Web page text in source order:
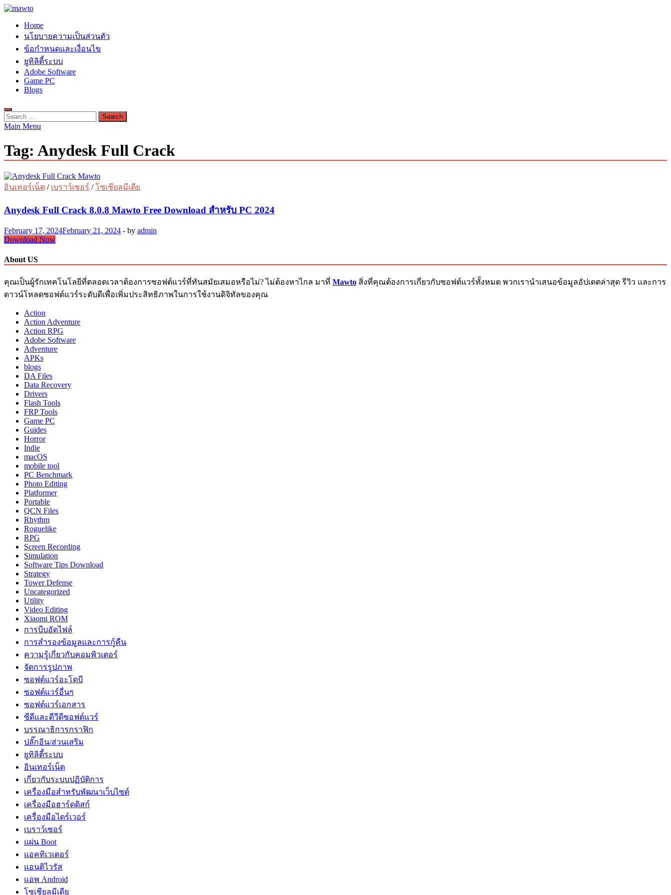
Skip
content
MAWTO
ดาวน์โหลดโปรแกรมฟรี ตัวเต็มถาวร ใหม่ 2023 ไม่ครอบลิงค์
Home
นโยบายความเป็นส่วนตัว
ข้อกำหนดและเงื่อนไข
ยูทิลิตี้ระบบ
Adobe Software
Game PC
Blogs
Search
for:
Main Menu
Tag: Anydesk Full Crack
อินเทอร์เน็ต / เบราว์เซอร์ /โซเชียลมีเดีย
Anydesk Full Crack 8.0.8 Mawto Free Download สำหรับ PC 2024
February 17, 2024February 21, 2024 - by admin
Anydesk
Crack
8.0.8
Mawto
Free
Download
2024
Download Now
About US
คุณเป็นผู้รักเทคโนโลยีที่ตลอดเวลาต้องการซอฟต์แวร์ที่ทันสมัยเสมอหรือไม่? ไม่ต้องหาไกล มาที่ Mawto สิ่งที่คุณต้องการเกี่ยวกับซอฟต์แวร์ทั้งหมด พวกเรานำเสนอข้อมูลอัปเดตล่าสุด รีวิว และการ
ดาวน์โหลดซอฟต์แวร์ระดับดีเพื่อเพิ่มประสิทธิภาพในการใช้งานดิจิทัลของคุณ
Action
Action Adventure
Action RPG
Adobe Software
Adventure
APKs
blogs
DA Files
Data Recovery
Drivers
Flash Tools
FRP Tools
Game PC
Guides
Horror
Indie
macOS
mobile tool
PC Benchmark
Photo Editing
Platformer
Portable
QCN Files
Rhythm
Roguelike
RPG
Screen Recording
Simulation
Software Tips Download
Strategy
Tower Defense
Uncategorized
Utility
Video Editing
Xiaomi ROM
การบีบอัดไฟล์
การสำรองข้อมูลและการกู้คืน
ความรู้เกี่ยวกับคอมพิวเตอร์
จัดการรูปภาพ
ซอฟต์แวร์อะโดบี
ซอฟต์แวร์อื่นๆ
ซอฟต์แวร์เอกสาร
ซีดีและดีวีดีซอฟต์แวร์
บรรณาธิการกราฟิก
ปลั๊กอิน/ส่วนเสริม
ยูทิลิตี้ระบบ
อินเทอร์เน็ต
เกี่ยวกับระบบปฏิบัติการ
เครื่องมือสำหรับพัฒนาเว็บไซต์
เครื่องมือฮาร์ดดิสก์
เครื่องมือไดร์เวอร์
เบราว์เซอร์
แผ่น Boot
แอคทิเวเตอร์
แอนติไวรัส
แอพ Android
โซเชียลมีเดีย